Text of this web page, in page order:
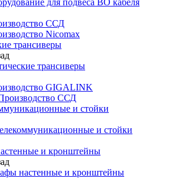
для подвеса ВО кабеля
ССД
Nicomax
трансиверы
трансиверы
GIGALINK
ССД
и стойки
и стойки
и кронштейны
настенные и кронштейны